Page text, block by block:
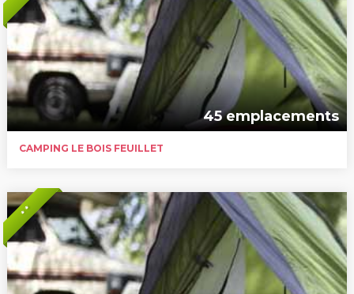
45 emplacements
CAMPING LE BOIS FEUILLET
* *